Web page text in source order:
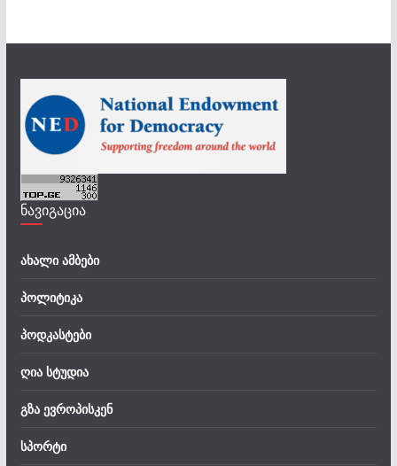
ნავიგაცია
ახალი ამბები
პოლიტიკა
პოდკასტები
ღია სტუდია
გზა ევროპისკენ
სპორტი